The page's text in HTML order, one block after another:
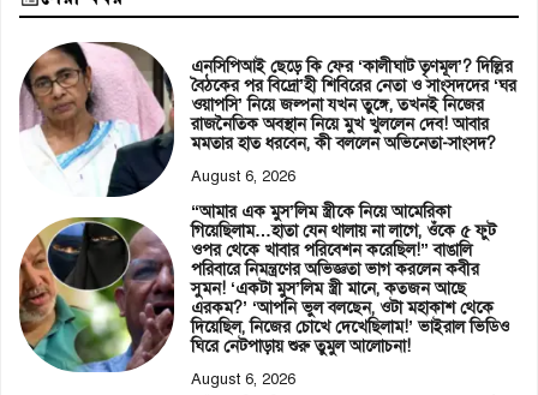
এনসিপিআই ছেড়ে কি ফের ‘কালীঘাট তৃণমূল’? দিল্লির
বৈঠকের পর বিদ্রো’হী শিবিরের নেতা ও সাংসদদের ‘ঘর
ওয়াপসি’ নিয়ে জল্পনা যখন তুঙ্গে, তখনই নিজের
রাজনৈতিক অবস্থান নিয়ে মুখ খুললেন দেব! আবার
মমতার হাত ধরবেন, কী বললেন অভিনেতা-সাংসদ?
August 6, 2026
“আমার এক মুস’লিম স্ত্রীকে নিয়ে আমেরিকা
গিয়েছিলাম…হাতা যেন থালায় না লাগে, ওঁকে ৫ ফুট
ওপর থেকে খাবার পরিবেশন করেছিল!” বাঙালি
পরিবারে নিমন্ত্রণের অভিজ্ঞতা ভাগ করলেন কবীর
সুমন! ‘একটা মুস’লিম স্ত্রী মানে, কতজন আছে
এরকম?’ ‘আপনি ভুল বলছেন, ওটা মহাকাশ থেকে
দিয়েছিল, নিজের চোখে দেখেছিলাম!’ ভাইরাল ভিডিও
ঘিরে নেটপাড়ায় শুরু তুমুল আলোচনা!
August 6, 2026